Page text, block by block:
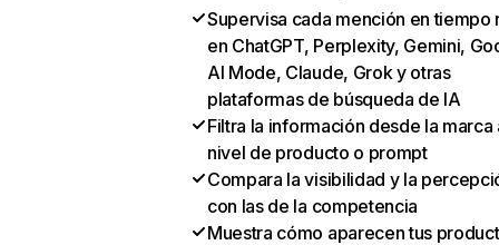
Supervisa cada mención en tiempo
en ChatGPT, Perplexity, Gemini,
AI Mode, Claude, Grok y otras
plataformas de búsqueda de IA
Filtra la información desde la marca
nivel de producto o prompt
Compara la visibilidad y la
con las de la competencia
Muestra cómo aparecen tus